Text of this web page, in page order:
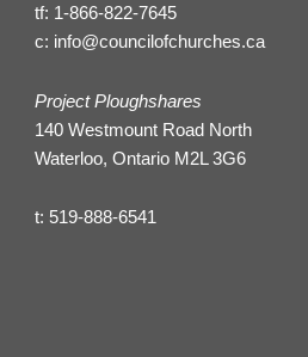
tf: 1-866-822-7645
c: info@councilofchurches.ca
Project Ploughshares
140 Westmount Road North
Waterloo, Ontario M2L 3G6
t: 519-888-6541